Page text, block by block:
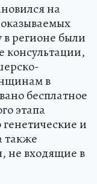
на
в регионе были
консультации,
в
бесплатное
этапа
и
также
не входящие в